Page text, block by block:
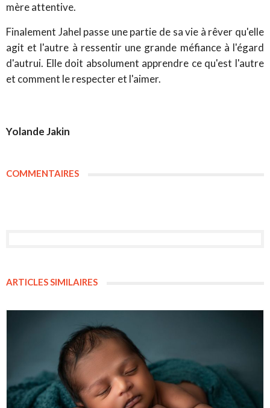
mère attentive.
Finalement Jahel passe une partie de sa vie à rêver qu'elle
agit et l'autre à ressentir une grande méfiance à l'égard
d'autrui. Elle doit absolument apprendre ce qu'est l'autre
et comment le respecter et l'aimer.
Yolande Jakin
COMMENTAIRES
ARTICLES SIMILAIRES